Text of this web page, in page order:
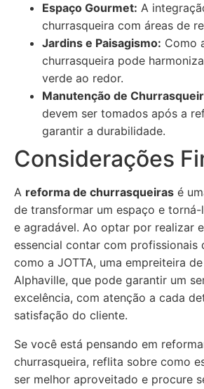
Espaço Gourmet: A
churrasqueira com áreas de
Jardins e Paisagismo: Como
churrasqueira pode
verde ao redor.
Manutenção de
devem ser tomados após a
garantir a durabilidade.
Considerações
A reforma de churrasqueiras é
de transformar um espaço e
e agradável. Ao optar por realizar
essencial contar com profissionais
como a JOTTA, uma empreiteira
Alphaville, que pode garantir um
excelência, com atenção a cada
satisfação do cliente.
Se você está pensando em
churrasqueira, reflita sobre como
ser melhor aproveitado e procure